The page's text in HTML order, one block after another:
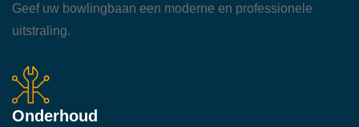
Geef uw bowlingbaan een moderne en professionele
uitstraling.
Onderhoud